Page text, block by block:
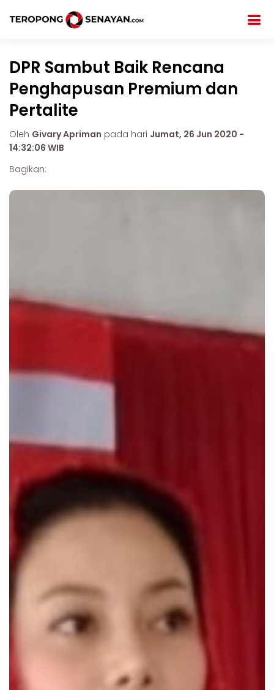
DPR Sambut Baik Rencana
Penghapusan Premium dan
Pertalite
Oleh Givary Apriman pada hari Jumat, 26 Jun 2020 -
14:32:06 WIB
Bagikan: